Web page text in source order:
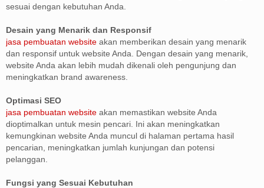
sesuai dengan kebutuhan Anda.
Desain yang Menarik dan Responsif
jasa pembuatan website akan memberikan desain yang menarik
dan responsif untuk website Anda. Dengan desain yang menarik,
website Anda akan lebih mudah dikenali oleh pengunjung dan
meningkatkan brand awareness.
Optimasi SEO
jasa pembuatan website akan memastikan website Anda
dioptimalkan untuk mesin pencari. Ini akan meningkatkan
kemungkinan website Anda muncul di halaman pertama hasil
pencarian, meningkatkan jumlah kunjungan dan potensi
pelanggan.
Fungsi yang Sesuai Kebutuhan